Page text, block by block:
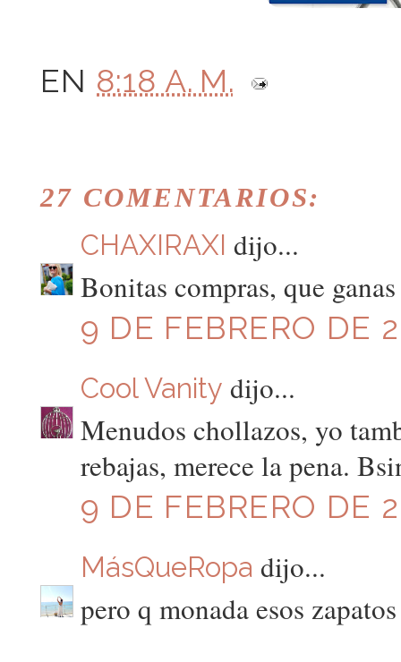
EN 8:18 A. M.
27 COMENTARIOS:
CHAXIRAXI dijo...
Bonitas compras, que
9 DE FEBRERO DE
Cool Vanity dijo...
Menudos chollazos, yo
rebajas, merece la pena.
9 DE FEBRERO DE
MásQueRopa dijo...
pero q monada esos zapatos